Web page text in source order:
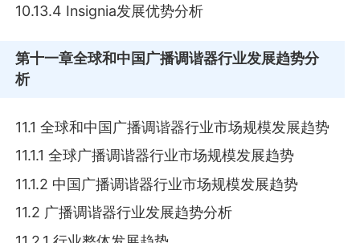
10.13.4 Insignia发展优势分析
第十一章全球和中国广播调谐器行业发展趋势分
析
11.1 全球和中国广播调谐器行业市场规模发展趋势
11.1.1 全球广播调谐器行业市场规模发展趋势
11.1.2 中国广播调谐器行业市场规模发展趋势
11.2 广播调谐器行业发展趋势分析